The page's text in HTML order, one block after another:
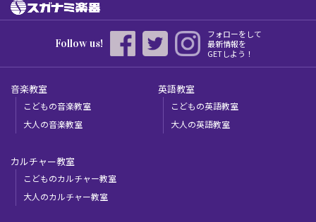
Follow us!
フォローをして
最新情報を
GETしよう！
音楽教室
こどもの音楽教室
大人の音楽教室
英語教室
こどもの英語教室
大人の英語教室
カルチャー教室
こどものカルチャー教室
大人のカルチャー教室